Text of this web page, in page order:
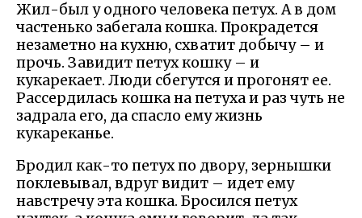
Жил-был у одного человека петух. А в дом
частенько забегала кошка. Прокрадется
незаметно на кухню, схватит добычу – и
прочь. Завидит петух кошку – и
кукарекает. Люди сбегутся и прогонят ее.
Рассердилась кошка на петуха и раз чуть не
задрала его, да спасло ему жизнь
кукареканье.
Бродил как-то петух по двору, зернышки
поклевывал, вдруг видит – идет ему
навстречу эта кошка. Бросился петух